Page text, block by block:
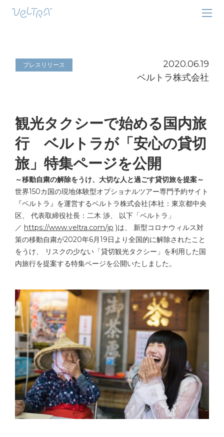
プレスリリース
2020.06.19
ベルトラ株式会社
観光タクシーで始める国内旅
行 ベルトラが「安心の貸切
旅」特集ページを公開
～移動自粛の解除をうけ、大切な人と過ごす貸切旅を提案～
世界150カ国の現地体験型オプショナルツアー専門予約サイト
『ベルトラ』を運営するベルトラ株式会社(本社：東京都中央
区、 代表取締役社長：二木 渉、 以下「ベルトラ」
／ https://www.veltra.com/jp )は、 新型コロナウィルス対
策の移動自粛が2020年6月19日より全国的に解除されたこと
をうけ、 リスクの少ない「貸切観光タクシー」 を利用した国
内旅行を提案する特集ページを公開いたしました。